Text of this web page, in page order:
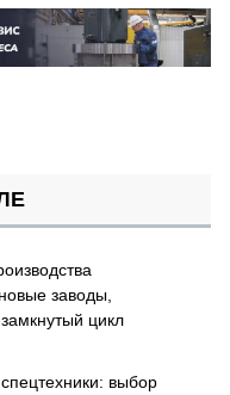
заводы,
цикл
выбор